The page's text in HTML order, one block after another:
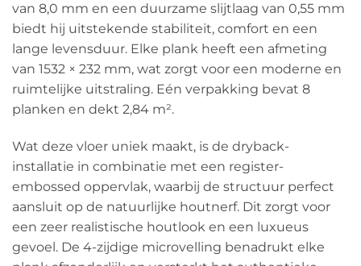
van 8,0 mm en een duurzame slijtlaag van 0,55 mm
biedt hij uitstekende stabiliteit, comfort en een
lange levensduur. Elke plank heeft een afmeting
van 1532 × 232 mm, wat zorgt voor een moderne en
ruimtelijke uitstraling. Eén verpakking bevat 8
planken en dekt 2,84 m².
Wat deze vloer uniek maakt, is de dryback-
installatie in combinatie met een register-
embossed oppervlak, waarbij de structuur perfect
aansluit op de natuurlijke houtnerf. Dit zorgt voor
een zeer realistische houtlook en een luxueus
gevoel. De 4-zijdige microvelling benadrukt elke